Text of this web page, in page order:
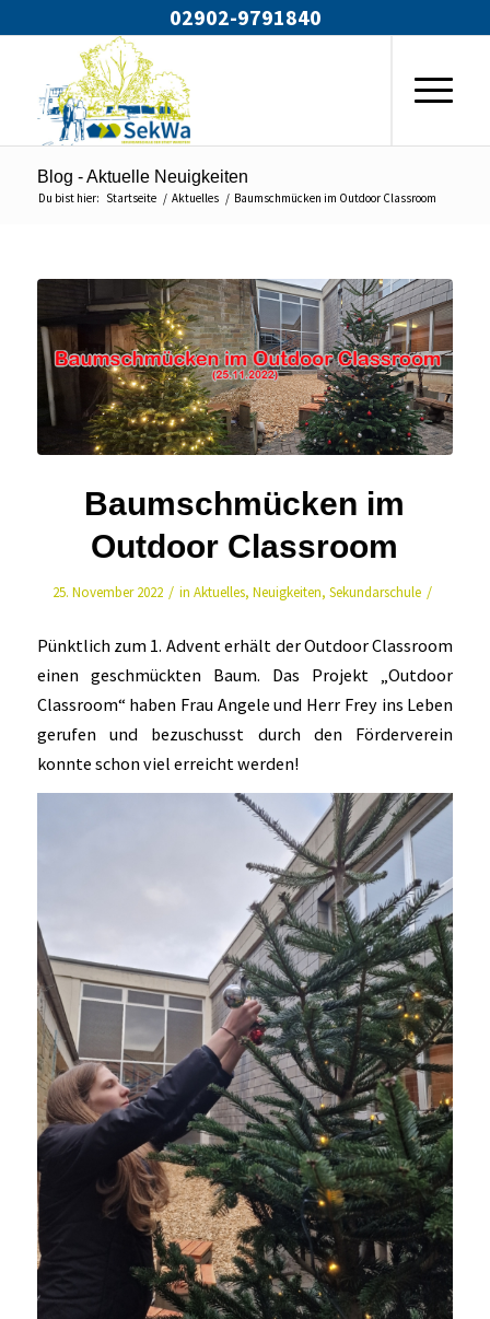
02902-9791840
Blog - Aktuelle Neuigkeiten
Du bist hier: Startseite / Aktuelles / Baumschmücken im Outdoor Classroom
Baumschmücken im
Outdoor Classroom
25. November 2022 / in Aktuelles, Neuigkeiten, Sekundarschule /
Pünktlich zum 1. Advent erhält der Outdoor Classroom
einen geschmückten Baum. Das Projekt „Outdoor
Classroom“ haben Frau Angele und Herr Frey ins Leben
gerufen und bezuschusst durch den Förderverein
konnte schon viel erreicht werden!